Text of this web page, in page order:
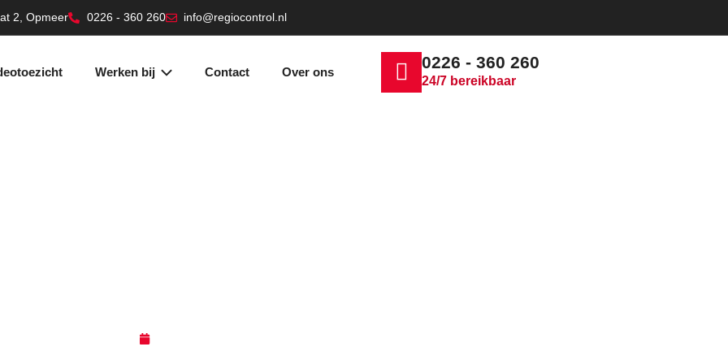
2, Opmeer 0226 - 360 260 info@regiocontrol.nl
Werken bij Contact Over ons
0226 - 360 260
24/7 bereikbaar